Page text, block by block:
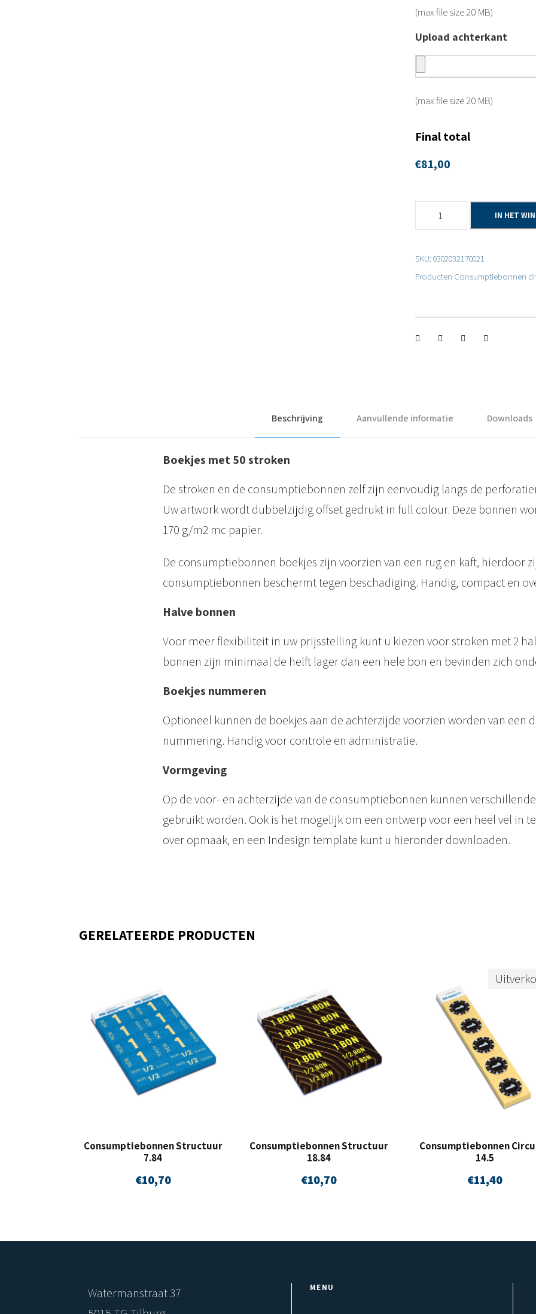
(max file size 20 MB)
Upload achterkant
(max file size 20 MB)
Final total
€81,00
h
l
n
l
o
n
e
n
s
t
o
k
o
e
k
IN HET
SKU: 0302032170021
Producten Consumptiebonnen
Beschrijving Aanvullende informatie Downloads
Boekjes met 50 stroken
De stroken en de consumptiebonnen zelf zijn eenvoudig langs de
Uw artwork wordt dubbelzijdig offset gedrukt in full colour. Deze bonnen
170 g/m2 mc papier.
De consumptiebonnen boekjes zijn voorzien van een rug en kaft, hierdoor
consumptiebonnen beschermt tegen beschadiging. Handig, compact en
Halve bonnen
Voor meer flexibiliteit in uw prijsstelling kunt u kiezen voor stroken met 2
bonnen zijn minimaal de helft lager dan een hele bon en bevinden zich
Boekjes nummeren
Optioneel kunnen de boekjes aan de achterzijde voorzien worden van een
nummering. Handig voor controle en administratie.
Vormgeving
Op de voor- en achterzijde van de consumptiebonnen kunnen
gebruikt worden. Ook is het mogelijk om een ontwerp voor een heel vel in
over opmaak, en een Indesign template kunt u hieronder downloaden.
GERELATEERDE PRODUCTEN
Consumptiebonnen Structuur
7.84
€10,70
Consumptiebonnen Structuur
18.84
€10,70
Consumptiebonnen
14.5
€11,40
Watermanstraat 37
MENU